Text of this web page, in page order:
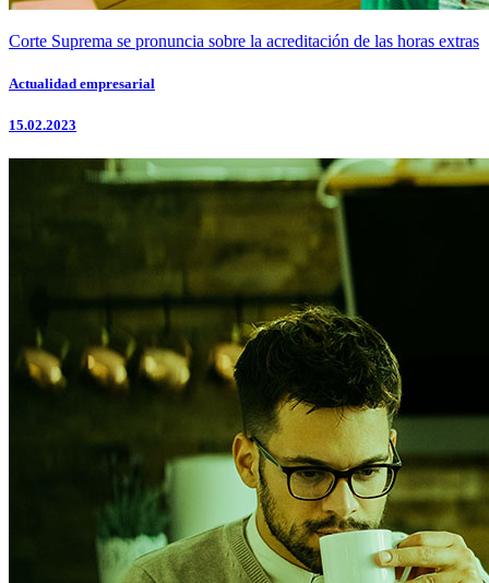
Corte Suprema se pronuncia sobre la acreditación de las horas extras
Actualidad empresarial
15.02.2023